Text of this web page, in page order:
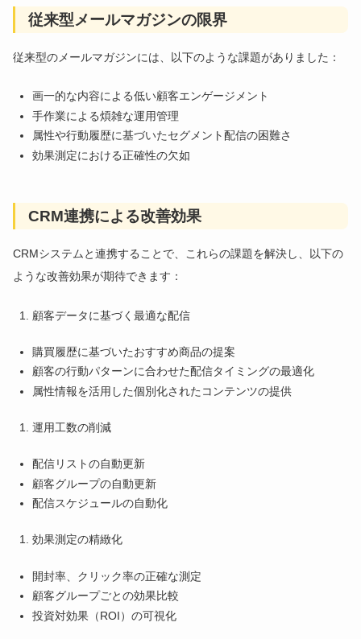
従来型メールマガジンの限界
従来型のメールマガジンには、以下のような課題がありました：
画一的な内容による低い顧客エンゲージメント
手作業による煩雑な運用管理
属性や行動履歴に基づいたセグメント配信の困難さ
効果測定における正確性の欠如
CRM連携による改善効果
CRMシステムと連携することで、これらの課題を解決し、以下の
ような改善効果が期待できます：
顧客データに基づく最適な配信
購買履歴に基づいたおすすめ商品の提案
顧客の行動パターンに合わせた配信タイミングの最適化
属性情報を活用した個別化されたコンテンツの提供
運用工数の削減
配信リストの自動更新
顧客グループの自動更新
配信スケジュールの自動化
効果測定の精緻化
開封率、クリック率の正確な測定
顧客グループごとの効果比較
投資対効果（ROI）の可視化